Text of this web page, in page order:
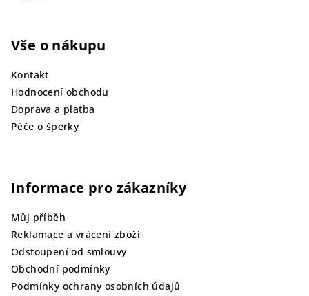
Vše o nákupu
Kontakt
Hodnocení obchodu
Doprava a platba
Péče o šperky
Informace pro zákazníky
Můj příběh
Reklamace a vrácení zboží
Odstoupení od smlouvy
Obchodní podmínky
Podmínky ochrany osobních údajů